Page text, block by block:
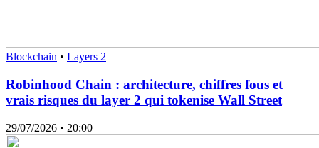
Blockchain • Layers 2
Robinhood Chain : architecture, chiffres fous et
vrais risques du layer 2 qui tokenise Wall Street
29/07/2026 • 20:00